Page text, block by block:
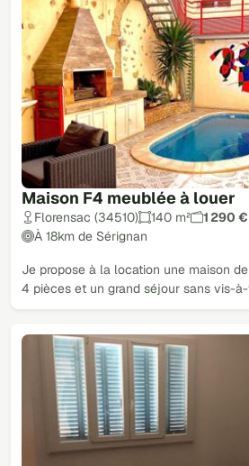
Maison F4 meublée à louer
Florensac (34510) 140 m²
1 290
À 18km de Sérignan
Je propose à la location une maison
4 pièces et un grand séjour sans vis-